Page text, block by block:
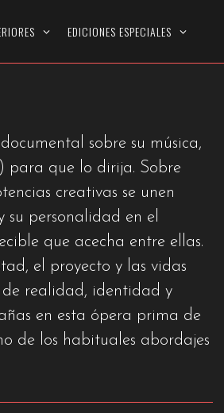
EDICIONES ESPECIALES
sobre su música,
para que lo dirija. Sobre
creativas se unen
personalidad en el
que acecha entre ellas.
el proyecto y las vidas
de realidad, identidad y
en esta ópera prima de
de los habituales abordajes